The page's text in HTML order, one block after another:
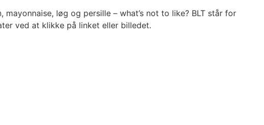
løg og persille – what’s not to like? BLT står for
ved at klikke på linket eller billedet.